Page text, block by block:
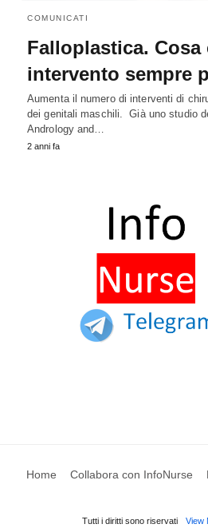
COMUNICATI
Falloplastica. Cosa
intervento sempre
Aumenta il numero di interventi di
dei genitali maschili. Già uno studio
Andrology and…
2 anni fa
Home Collabora con InfoNurse
Tutti i diritti sono riservati View